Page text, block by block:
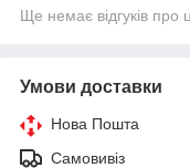
Ще немає відгуків про
Умови доставки
Нова Пошта
Самовивіз